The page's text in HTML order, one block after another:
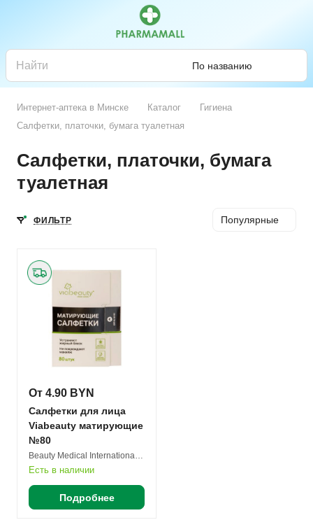
По названию
Интернет-аптека в Минске Каталог
Гигиена
Салфетки, платочки, бумага туалетная
Салфетки, платочки, бумага
туалетная
ФИЛЬТР Популярные
От 4.90 BYN
Салфетки для лица
Viabeauty матирующие
№80
Beauty Medical International Co. Ltd.
Есть в наличии
Подробнее